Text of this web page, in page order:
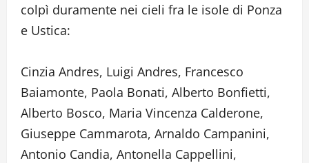
colpì duramente nei cieli fra le isole di Ponza
e Ustica:
Cinzia Andres, Luigi Andres, Francesco
Baiamonte, Paola Bonati, Alberto Bonfietti,
Alberto Bosco, Maria Vincenza Calderone,
Giuseppe Cammarota, Arnaldo Campanini,
Antonio Candia, Antonella Cappellini,